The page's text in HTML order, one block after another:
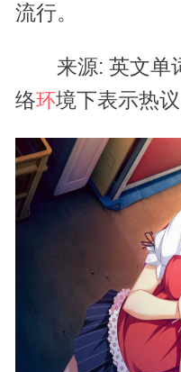
流行。
来源: 英文单词
络环境下表示热议